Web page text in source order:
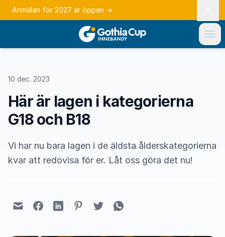
Anmälan för 2027 är öppen →
10 dec. 2023
Här är lagen i kategorierna
G18 och B18
Vi har nu bara lagen i de äldsta ålderskategorierna
kvar att redovisa för er. Låt oss göra det nu!